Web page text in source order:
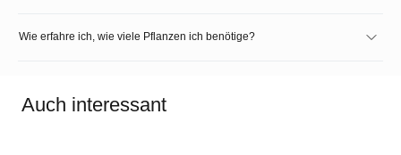
Wie erfahre ich, wie viele Pflanzen ich benötige?
Auch interessant